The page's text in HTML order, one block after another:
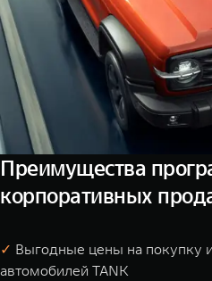
WEY 80
Масштаб возможностей
от 6 449 000 ₽
Преимущества
корпоративных
✓ Выгодные цены на покупку
автомобилей TANK